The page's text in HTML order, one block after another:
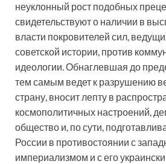
неуклонный рост подобных
свидетельствуют о наличии в
власти покровителей сил,
советской истории, против
идеологии. Обнаглевшая до
тем самым ведет к разрушению
страну, вносит лепту в
космополитичных настроений,
общество и, по сути,
России в противостоянии с
империализмом и с его